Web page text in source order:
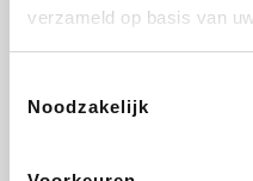
verzameld op basis van
Noodzakelijk
DectDirect